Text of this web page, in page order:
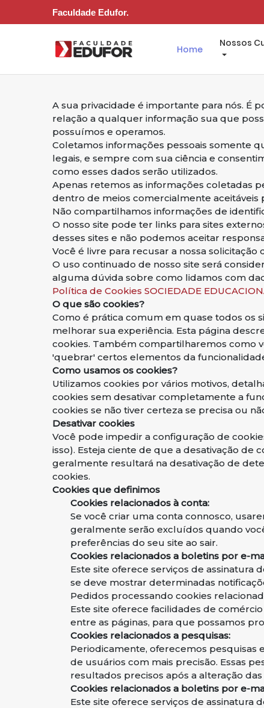
Faculdade Edufor.
Home
Nossos
A sua privacidade é importante para nós. É
relação a qualquer informação sua que
possuímos e operamos.
Coletamos informações pessoais somente
legais, e sempre com sua ciência e
como esses dados serão utilizados.
Apenas retemos as informações coletadas
dentro de meios comercialmente aceitáveis
Não compartilhamos informações de
O nosso site pode ter links para sites
desses sites e não podemos aceitar
Você é livre para recusar a nossa
O uso continuado de nosso site será
alguma dúvida sobre como lidamos com
Política de Cookies SOCIEDADE
O que são cookies?
Como é prática comum em quase todos os
melhorar sua experiência. Esta página
cookies. Também compartilharemos como
'quebrar' certos elementos da
Como usamos os cookies?
Utilizamos cookies por vários motivos,
cookies sem desativar completamente a
cookies se não tiver certeza se precisa ou
Desativar cookies
Você pode impedir a configuração de
isso). Esteja ciente de que a desativação de
geralmente resultará na desativação de
cookies.
Cookies que definimos
Cookies relacionados à conta:
Se você criar uma conta connosco,
geralmente serão excluídos quando
preferências do seu site ao sair.
Cookies relacionados a boletins por e-
Este site oferece serviços de assinatura
se deve mostrar determinadas
Pedidos processando cookies
Este site oferece facilidades de
entre as páginas, para que possamos
Cookies relacionados a pesquisas:
Periodicamente, oferecemos pesquisas
de usuários com mais precisão. Essas
resultados precisos após a alteração das
Cookies relacionados a boletins por e-
Este site oferece serviços de assinatura